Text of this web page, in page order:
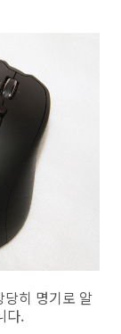
당히 명기로 알
다.